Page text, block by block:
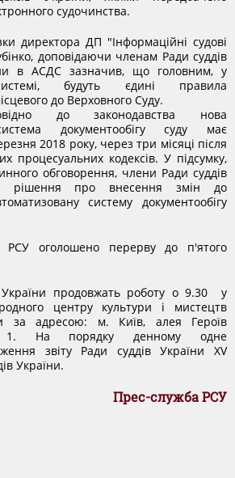
судочинства.
директора ДП "Інформаційні судові
доповідаючи членам Ради суддів
в АСДС зазначив, що головним, у
будуть єдині правила
до Верховного Суду.
до законодавства нова
документообігу суду має
2018 року, через три місяці після
процесуальних кодексів. У підсумку,
обговорення, члени Ради суддів
рішення про внесення змін до
систему документообігу
РСУ оголошено перерву до п'ятого
продовжать роботу о 9.30 у
центру культури і мистецтв
за адресою: м. Київ, алея Героїв
1. На порядку денному одне
звіту Ради суддів України ХV
України.
Прес-служба РСУ